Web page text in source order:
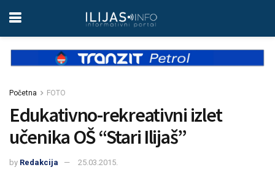
Početna FOTO
Edukativno-rekreativni izlet
učenika OŠ “Stari Ilijaš”
by Redakcija 25.03.2015.